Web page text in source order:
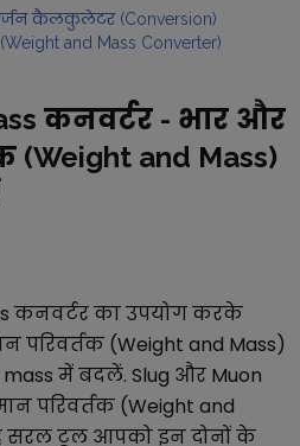
कैलकुलेटर (Conversion)
and Mass Converter)
कनवर्टर - भार और
(Weight and Mass)
कनवर्टर का उपयोग करके
परिवर्तक (Weight and Mass)
में बदलें. Slug और Muon
परिवर्तक (Weight and
सरल टूल आपको इन दोनों के